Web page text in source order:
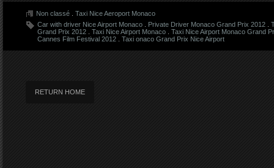
Non classé
Taxi Nice Aeroport Monaco
Car with driver Nice Airport Monaco
Private Driver Monaco Grand Prix 2012
Grand Prix 2012
Taxi Nice Airport Monaco
Taxi Nice Airport Monaco Grand
Cannes Film Festival 2012
Taxi onaco Grand Prix Nice Airport
RETURN HOME